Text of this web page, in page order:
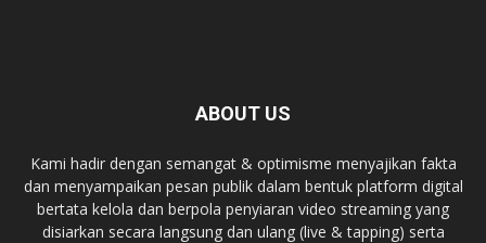
ABOUT US
Kami hadir dengan semangat & optimisme menyajikan fakta
dan menyampaikan pesan publik dalam bentuk platform digital
bertata kelola dan berpola penyiaran video streaming yang
disiarkan secara langsung dan ulang (live & tapping) serta